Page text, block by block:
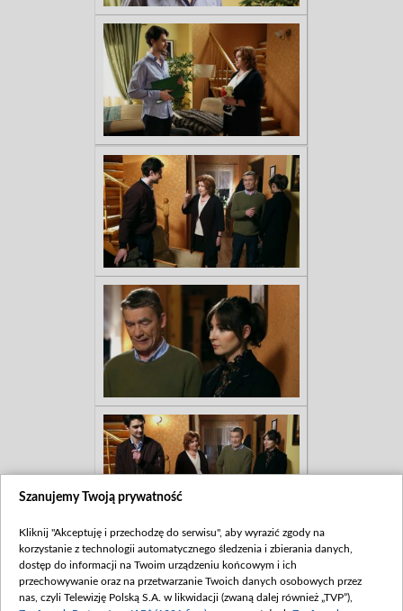
Szanujemy Twoją prywatność
Kliknij "Akceptuję i przechodzę do serwisu", aby wyrazić zgody na
korzystanie z technologii automatycznego śledzenia i zbierania danych,
dostęp do informacji na Twoim urządzeniu końcowym i ich
przechowywanie oraz na przetwarzanie Twoich danych osobowych przez
nas, czyli Telewizję Polską S.A. w likwidacji (zwaną dalej również „TVP”),